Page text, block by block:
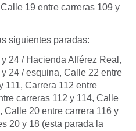
19 entre carreras 109 y
siguientes paradas:
24 / Hacienda Alférez Real,
24 / esquina, Calle 22 entre
111, Carrera 112 entre
carreras 112 y 114, Calle
Calle 20 entre carrera 116 y
20 y 18 (esta parada la